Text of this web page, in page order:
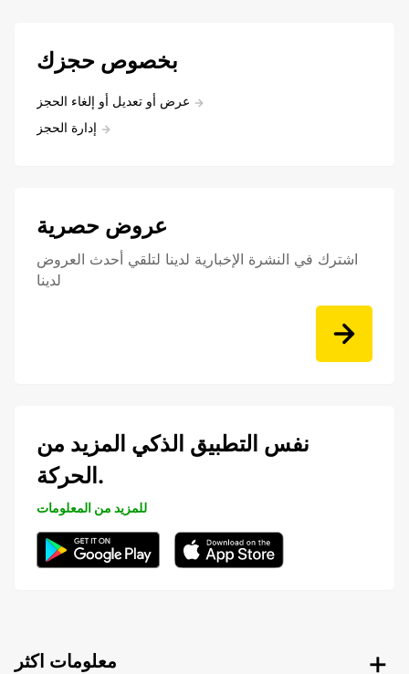
بخصوص حجزك
عرض أو تعديل أو إلغاء الحجز
إدارة الحجز
عروض حصرية
اشترك في النشرة الإخبارية لدينا لتلقي أحدث العروض
لدينا
نفس التطبيق الذكي المزيد من
الحركة.
للمزيد من المعلومات
معلومات اكثر